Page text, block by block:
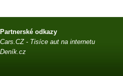
Partnerské odkazy
Cars.CZ - Tisíce aut na internetu
Deník.cz